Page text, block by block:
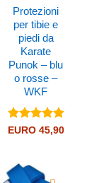
Protezioni
per tibie e
piedi da
Karate
Punok – blu
o rosse –
WKF
Valutato5
EURO45,90